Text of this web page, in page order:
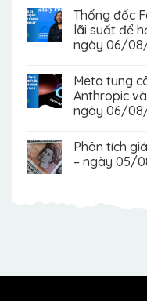
Thống đốc
lãi suất để
ngày 06/
Meta tung
Anthropic
ngày 06/
Phân tích
– ngày 05/